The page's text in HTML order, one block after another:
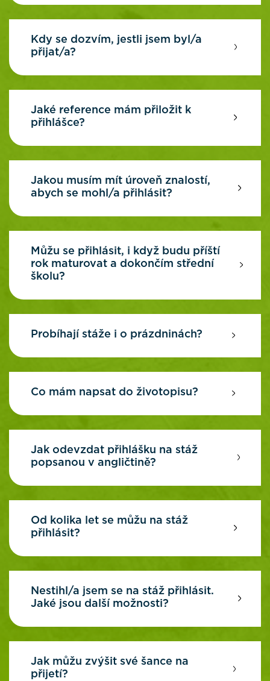
Kdy se dozvím, jestli jsem byl/a
přijat/a?
Jaké reference mám přiložit k
přihlášce?
Jakou musím mít úroveň znalostí,
abych se mohl/a přihlásit?
Můžu se přihlásit, i když budu příští
rok maturovat a dokončím střední
školu?
Probíhají stáže i o prázdninách?
Co mám napsat do životopisu?
Jak odevzdat přihlášku na stáž
popsanou v angličtině?
Od kolika let se můžu na stáž
přihlásit?
Nestihl/a jsem se na stáž přihlásit.
Jaké jsou další možnosti?
Jak můžu zvýšit své šance na
přijetí?